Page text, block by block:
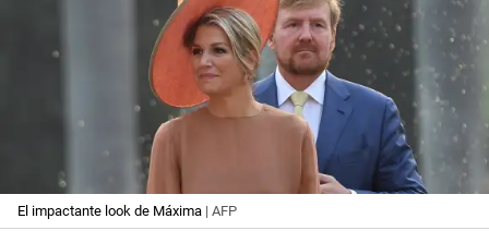
El impactante look de Máxima | AFP